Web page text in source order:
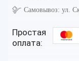
Самовывоз: ул.
Простая
оплата: